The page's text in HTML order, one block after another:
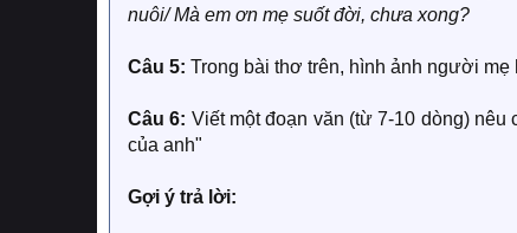
nuôi/ Mà em ơn mẹ suốt đời, chưa xong?
Câu 5: Trong bài thơ trên, hình ảnh người
Câu 6: Viết một đoạn văn (từ 7-10 dòng)
của anh"
Gợi ý trả lời: